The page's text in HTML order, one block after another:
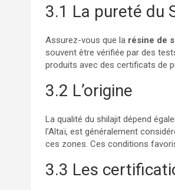
3.1 La pureté du
Assurez-vous que la résine de
souvent être vérifiée par des
produits avec des certificats de
3.2 L’origine
La qualité du shilajit dépend
l’Altaï, est généralement
ces zones. Ces conditions
3.3 Les